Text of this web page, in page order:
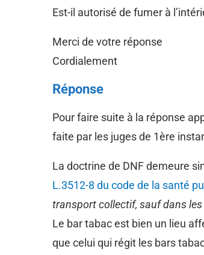
Est-il autorisé de fumer à
Merci de votre réponse
Cordialement
Réponse
Pour faire suite à la réponse
faite par les juges de 1ère
La doctrine de DNF demeure
L.3512-8 du code de la santé
transport collectif, sauf dans
Le bar tabac est bien un lieu
que celui qui régit les bars